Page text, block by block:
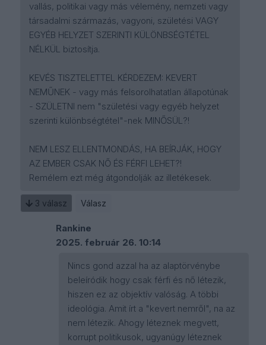
vallás, politikai vagy más vélemény, nemzeti vagy
társadalmi származás, vagyoni, születési VAGY
EGYÉB HELYZET SZERINTI KÜLÖNBSÉGTÉTEL
NÉLKÜL biztosítja.
KEVÉS TISZTELETTEL KÉRDEZEM: KEVERT
NEMŰNEK - vagy más felsorolhatatlan állapotúnak
- SZÜLETNI nem "születési vagy egyéb helyzet
szerinti különbségtétel"-nek MINŐSÜL?!
NEM LESZ ELLENTMONDÁS, HA BEÍRJÁK, HOGY
AZ EMBER CSAK NŐ ÉS FÉRFI LEHET?!
Remélem ezt még átgondolják az illetékesek.
3 válasz Válasz
Rankine
2025. február 26. 10:14
Nincs gond azzal ha az alaptörvénybe
beleíródik hogy csak férfi és nő létezik,
hiszen ez az objektív valóság. A többi
ideológia. Amit írt a "kevert nemről", na az
nem létezik. Ahogy léteznek megvett,
korrupt politikusok, ugyanúgy léteznek